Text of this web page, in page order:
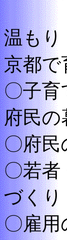
温もり
京都で
〇子育
府民の
〇府民
〇若者
づくり
〇雇用